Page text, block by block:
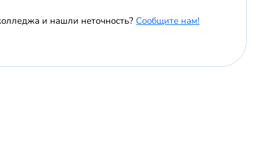
и нашли неточность? Сообщите нам!